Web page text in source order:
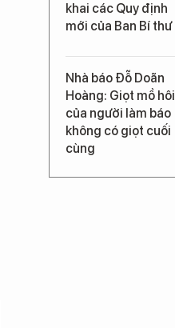
khai các Quy định
mới của Ban Bí thư
Nhà báo Đỗ Doãn
Hoàng: Giọt mồ hôi
của người làm báo
không có giọt cuối
cùng